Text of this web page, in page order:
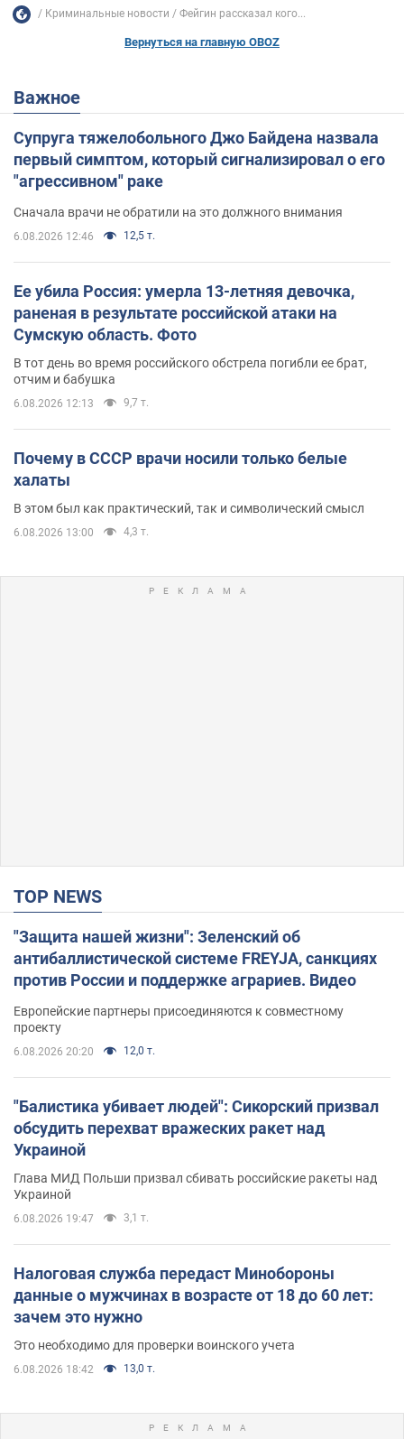
Криминальные новости Фейгин рассказал кого...
Вернуться на главную OBOZ
Важное
Супруга тяжелобольного Джо Байдена назвала
первый симптом, который сигнализировал о его
"агрессивном" раке
Сначала врачи не обратили на это должного внимания
6.08.2026 12:46 12,5 т.
Ее убила Россия: умерла 13-летняя девочка,
раненая в результате российской атаки на
Сумскую область. Фото
В тот день во время российского обстрела погибли ее брат,
отчим и бабушка
6.08.2026 12:13 9,7 т.
Почему в СССР врачи носили только белые
халаты
В этом был как практический, так и символический смысл
6.08.2026 13:00 4,3 т.
TOP NEWS
"Защита нашей жизни": Зеленский об
антибаллистической системе FREYJA, санкциях
против России и поддержке аграриев. Видео
Европейские партнеры присоединяются к совместному
проекту
6.08.2026 20:20 12,0 т.
"Балистика убивает людей": Сикорский призвал
обсудить перехват вражеских ракет над
Украиной
Глава МИД Польши призвал сбивать российские ракеты над
Украиной
6.08.2026 19:47 3,1 т.
Налоговая служба передаст Минобороны
данные о мужчинах в возрасте от 18 до 60 лет:
зачем это нужно
Это необходимо для проверки воинского учета
6.08.2026 18:42 13,0 т.